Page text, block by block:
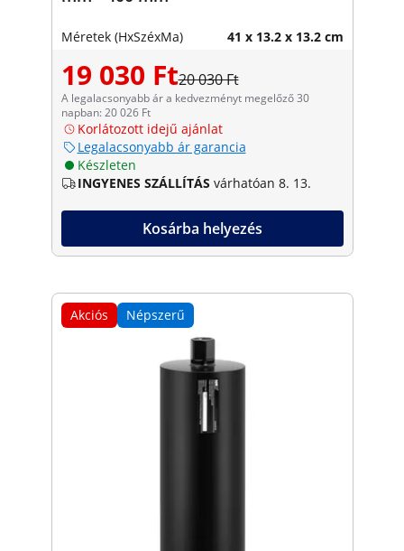
Méretek (HxSzéxMa) 41 x 13.2 x 13.2 cm
19 030 Ft20 030 Ft
A legalacsonyabb ár a kedvezményt megelőző 30
napban: 20 026 Ft
Korlátozott idejű ajánlat
Legalacsonyabb ár garancia
Készleten
INGYENES SZÁLLÍTÁS várhatóan 8. 13.
Kosárba helyezés
Akciós Népszerű